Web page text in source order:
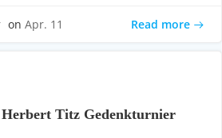
on Apr. 11 Read more
Titz Gedenkturnier